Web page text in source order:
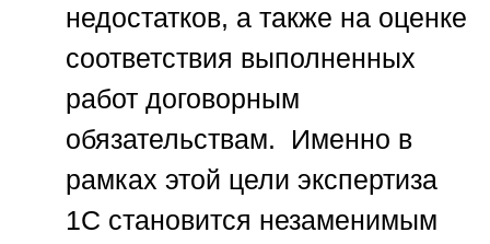
недостатков, а также на оценке
соответствия выполненных
работ договорным
обязательствам. Именно в
рамках этой цели экспертиза
1С становится незаменимым